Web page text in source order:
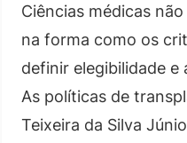
Ciências médicas
na forma como os
definir elegibilidade e
As políticas de
Teixeira da Silva